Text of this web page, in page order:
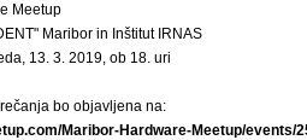
Meetup
Maribor in Inštitut IRNAS
13. 3. 2019, ob 18. uri
bo objavljena na:
Maribor-Hardware-Meetup/events/